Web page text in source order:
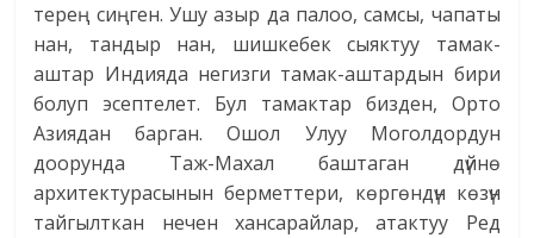
терең сиңген. Ушу азыр да палоо, самсы, чапаты
нан, тандыр нан, шишкебек сыяктуу тамак-
аштар Индияда негизги тамак-аштардын бири
болуп эсептелет. Бул тамактар бизден, Орто
Азиядан барган. Ошол Улуу Моголдордун
доорунда Таж-Махал баштаган дүйнө
архитектурасынын берметтери, көргөндүн көзүн
тайгылткан нечен хансарайлар, атактуу Ред